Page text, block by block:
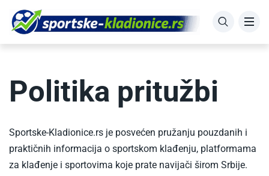
Politika pritužbi
Sportske-Kladionice.rs je posvećen pružanju pouzdanih i
praktičnih informacija o sportskom klađenju, platformama
za klađenje i sportovima koje prate navijači širom Srbije.